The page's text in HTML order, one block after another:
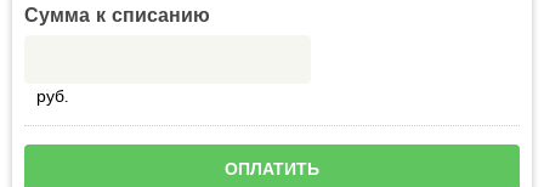
Сумма к списанию
руб.